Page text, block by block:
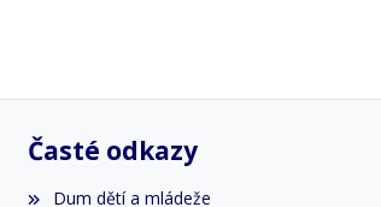
Časté odkazy
Dum dětí a mládeže